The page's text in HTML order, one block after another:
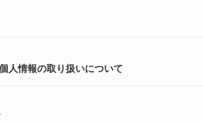
人情報の取り扱いについて